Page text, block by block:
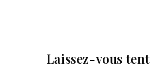
Laissez-vous